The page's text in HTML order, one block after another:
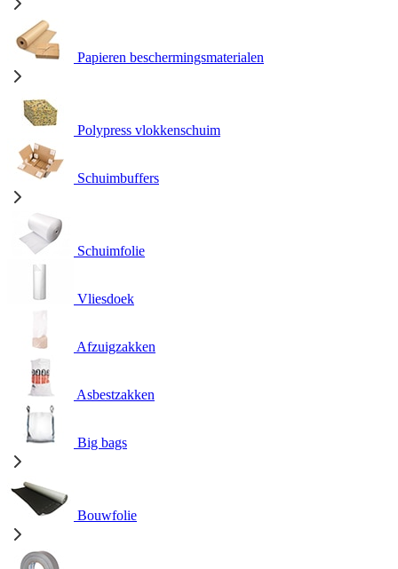
Papieren beschermingsmaterialen
Polypress vlokkenschuim
Schuimbuffers
Schuimfolie
Vliesdoek
Afzuigzakken
Asbestzakken
Big bags
Bouwfolie